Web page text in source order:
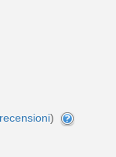
recensioni)